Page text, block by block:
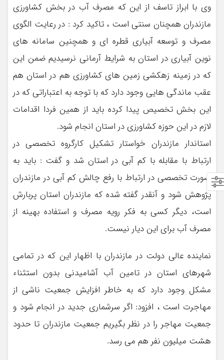
وی با ابراز تاسف از این که مصرف آب در بخش کشاورزی
مازندران همچنان سنتی است ، تاکید کرد : در رعایت الگوی
مصرف و توسعه آبیاری قطره ای و همچنین سامانه های
نوین آبیاری در استان به شرایط آرمانی نرسیدیم ضمن این
که در زمینه زهکشی زمین های کشاورزی هم در استان هم
عقب ماندگی هایی وجود دارد که با توجه به اعتباراتی که در
این بخش تخصیص پیدا کرده باید از همین فردا اقدامات
لازم در این حوزه کشاورزی در استان انجام شود.
استاندار مازندران خواستار تشکیل کارگروه تخصصی در
ارتباط با مقابله با کم آبی در استان شد و گفت : باید به
صورت تخصصی در ارتباط با رفع چالش کم آبی در مازندران
پژوهش شود و آنقدر گفته شده که مازندران استان پربارش
است، دیگر کسی به فکر رویه مصرف و استفاده بهینه از
مصرف آب برای این دیار نیست.
نماینده عالی دولت در مازندران با اظهار این که در تمامی
شهرهای استان در تامین آب آشامیدنی بدون استثناء
مشکل وجود دارد که به خاطر افزایش جمعیت ناشی از
مهاجرت است ، افزود: اگر سرشماری جدید در انجام شود و
جمعیت مهاجر را در نظر بگیریم جمعیت مازندران تا حدود
هشت میلیون نفر هم می رسد.